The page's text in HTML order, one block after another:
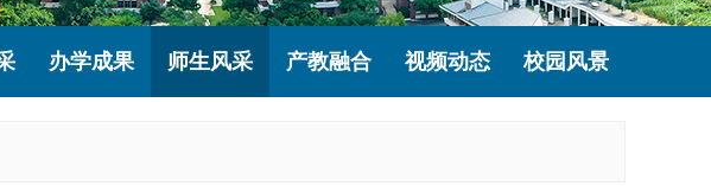
办学成果 师生风采 产教融合 视频动态 校园风景